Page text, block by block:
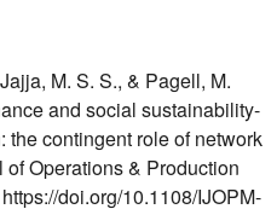
M. S. S., & Pagell, M.
and social sustainability-
contingent role of network
Operations & Production
doi.org/10.1108/IJOPM-